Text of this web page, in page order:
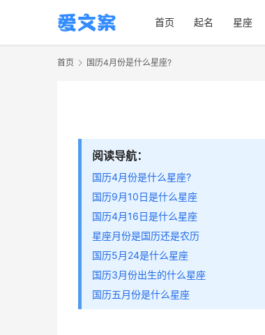
首页 起名 星座
首页 国历4月份是什么星座?
阅读导航：
国历4月份是什么星座?
国历9月10日是什么星座
国历4月16日是什么星座
星座月份是国历还是农历
国历5月24是什么星座
国历3月份出生的什么星座
国历五月份是什么星座